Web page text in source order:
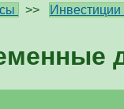
>> Инвестиции